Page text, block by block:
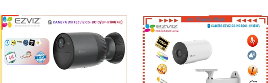
đình, văn phòng, cửa hàng và nhà
kho
ảnh sắc nét và chi tiết, đảm bảo bạn
có thể nhìn rõ từng chi tiết